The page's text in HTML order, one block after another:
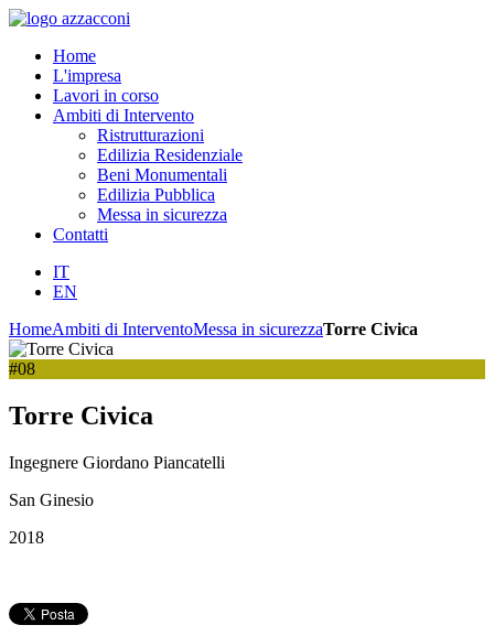
Home
L'impresa
Lavori in corso
Ambiti di Intervento
Ristrutturazioni
Edilizia Residenziale
Beni Monumentali
Edilizia Pubblica
Messa in sicurezza
Contatti
IT
EN
HomeAmbiti di InterventoMessa in sicurezzaTorre Civica
#08
Torre Civica
Ingegnere Giordano Piancatelli
San Ginesio
2018